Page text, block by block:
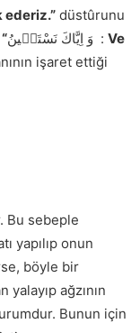
ederiz.” düstûrunu
“ وَ اِيَّاكَ نَسْتَع۪ينُ : Ve
işaret ettiği
Bu sebeple
yapılıp onun
böyle bir
yalayıp ağzının
Bunun için